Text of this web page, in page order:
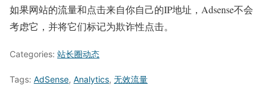
如果网站的流量和点击来自你自己的IP地址，Adsense不会
考虑它，并将它们标记为欺诈性点击。
Categories: 站长圈动态
Tags: AdSense, Analytics, 无效流量